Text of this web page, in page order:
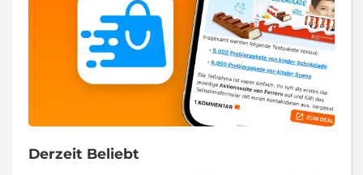
Derzeit Beliebt